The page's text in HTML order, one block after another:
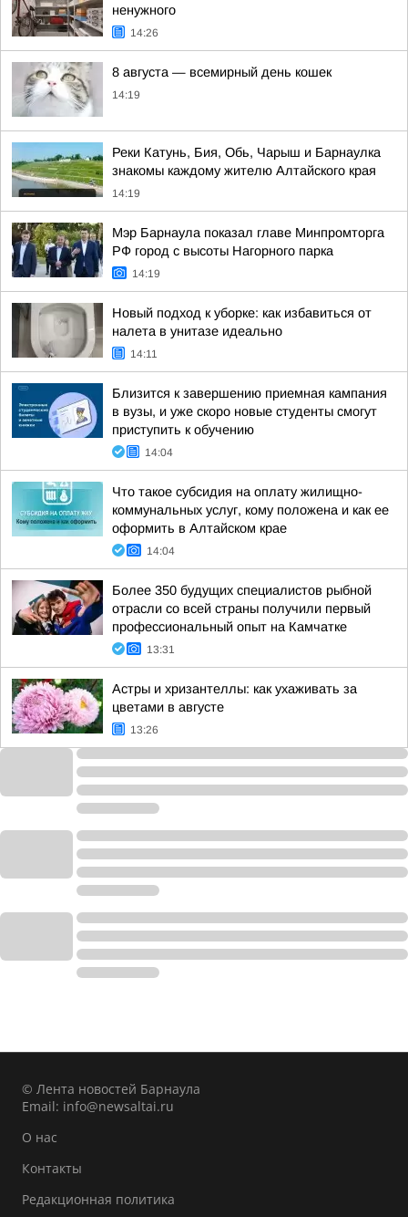
ненужного
14:26
8 августа — всемирный день кошек
14:19
Реки Катунь, Бия, Обь, Чарыш и Барнаулка
знакомы каждому жителю Алтайского края
14:19
Мэр Барнаула показал главе Минпромторга
РФ город с высоты Нагорного парка
14:19
Новый подход к уборке: как избавиться от
налета в унитазе идеально
14:11
Близится к завершению приемная кампания
в вузы, и уже скоро новые студенты смогут
приступить к обучению
14:04
Что такое субсидия на оплату жилищно-
коммунальных услуг, кому положена и как ее
оформить в Алтайском крае
14:04
Более 350 будущих специалистов рыбной
отрасли со всей страны получили первый
профессиональный опыт на Камчатке
13:31
Астры и хризантеллы: как ухаживать за
цветами в августе
13:26
© Лента новостей Барнаула
Email: info@newsaltai.ru
О нас
Контакты
Редакционная политика